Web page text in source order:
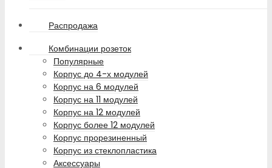
Распродажа
Комбинации розеток
Популярные
Корпус до 4-х модулей
Корпус на 6 модулей
Корпус на 11 модулей
Корпус на 12 модулей
Корпус более 12 модулей
Корпус прорезиненный
Корпус из стеклопластика
Аксессуары